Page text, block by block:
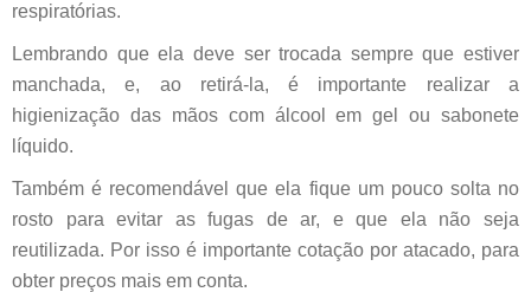
respiratórias.
Lembrando que ela deve ser trocada sempre que estiver
manchada, e, ao retirá-la, é importante realizar a
higienização das mãos com álcool em gel ou sabonete
líquido.
Também é recomendável que ela fique um pouco solta no
rosto para evitar as fugas de ar, e que ela não seja
reutilizada. Por isso é importante cotação por atacado, para
obter preços mais em conta.